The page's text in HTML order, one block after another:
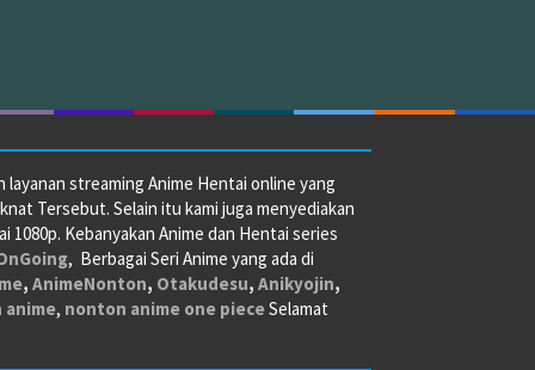
streaming Anime Hentai online yang
Tersebut. Selain itu kami juga menyediakan
Kebanyakan Anime dan Hentai series
, Berbagai Seri Anime yang ada di
, AnimeNonton, Otakudesu, Anikyojin,
anime, nonton anime one pieceSelamat